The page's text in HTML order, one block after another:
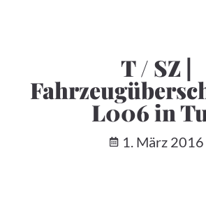
T / SZ |
L006 in
1. März 2016